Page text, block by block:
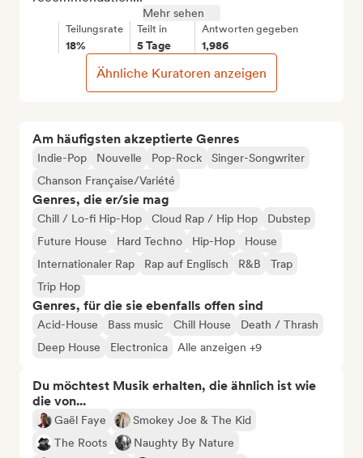
Am häufigsten akzeptierte Genres
Indie-Pop Nouvelle Pop-Rock
Singer-Songwriter
Chanson Française/Variété
Genres, die er/sie mag
Chill / Lo-fi Hip-Hop Cloud Rap / Hip Hop
Dubstep
Future House
Hard Techno Hip-Hop
House
Internationaler Rap
Rap auf Englisch R&B
Trap
Trip Hop
Genres, für die sie ebenfalls offen sind
Acid-House Bass music Chill House
Death / Thrash
Deep House
Electronica Alle anzeigen +9
Du möchtest Musik erhalten, die ähnlich ist wie
die von...
Gaël Faye
Smokey Joe & The Kid
The Roots
Naughty By Nature
Mehr sehen
Teilungsrate
18%
Teilt in
5 Tage
Antworten gegeben
1,986
Ähnliche Kuratoren anzeigen